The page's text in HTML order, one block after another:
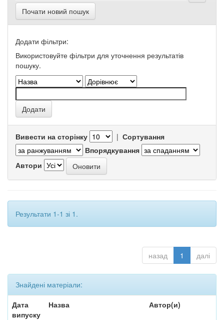
Почати новий пошук
Додати фільтри:
Використовуйте фільтри для уточнення результатів
пошуку.
Вивести на сторінку | Сортування
Впорядкування
Автори
Результати 1-1 зі 1.
назад 1 далі
Знайдені матеріали:
Дата
випуску
Назва Автор(и)